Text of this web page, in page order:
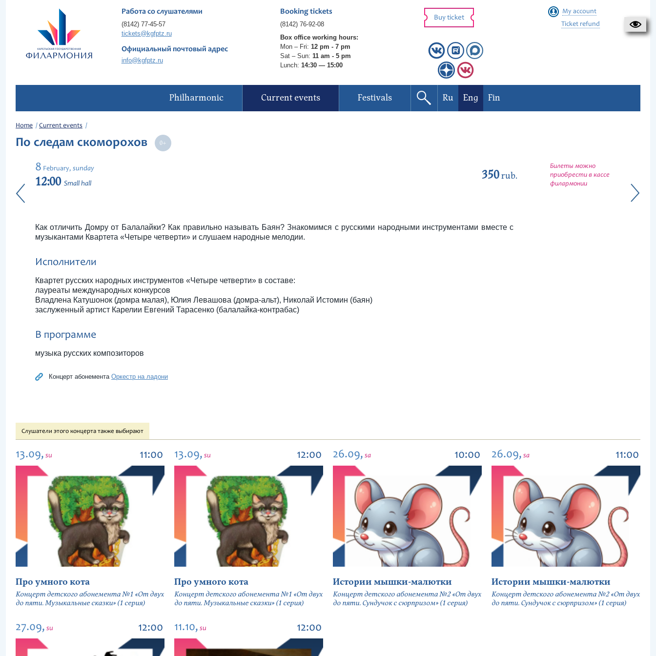
Работа со слушателями
(8142) 77-45-57
tickets@kgfptz.ru
Официальный почтовый адрес
info@kgfptz.ru
Booking tickets
(8142) 76-92-08
Box office working hours:
Mon – Fri: 12 pm - 7 pm
Sat – Sun: 11 am - 5 pm
Lunch: 14:30 — 15:00
Buy ticket
My account
Ticket refund
Philharmonic Current events Festivals Ru Eng Fin
Home Current events
По следам скоморохов
8 February, sunday
12:00 Small hall
350rub.
Билеты можно
приобрести в кассе
филармонии
Как отличить Домру от Балалайки? Как правильно называть Баян? Знакомимся с русскими народными инструментами вместе с
музыкантами Квартета «Четыре четверти» и слушаем народные мелодии.
Исполнители
Квартет русских народных инструментов «Четыре четверти» в составе:
лауреаты международных конкурсов
Владлена Катушонок (домра малая), Юлия Левашова (домра-альт), Николай Истомин (баян)
заслуженный артист Карелии Евгений Тарасенко (балалайка-контрабас)
В программе
музыка русских композиторов
Концерт абонемента Оркестр на ладони
Слушатели этого концерта также выбирают
13.09, su 11:00
Про умного кота
Концерт детского абонемента №1 «От двух
до пяти. Музыкальные сказки» (1 серия)
13.09, su 12:00
Про умного кота
Концерт детского абонемента №1 «От двух
до пяти. Музыкальные сказки» (1 серия)
26.09, sa 10:00
Истории мышки-малютки
Концерт детского абонемента №2 «От двух
до пяти. Сундучок с сюрпризом» (1 серия)
26.09, sa 11:00
Истории мышки-малютки
Концерт детского абонемента №2 «От двух
до пяти. Сундучок с сюрпризом» (1 серия)
27.09, su 12:00 11.10, su 12:00